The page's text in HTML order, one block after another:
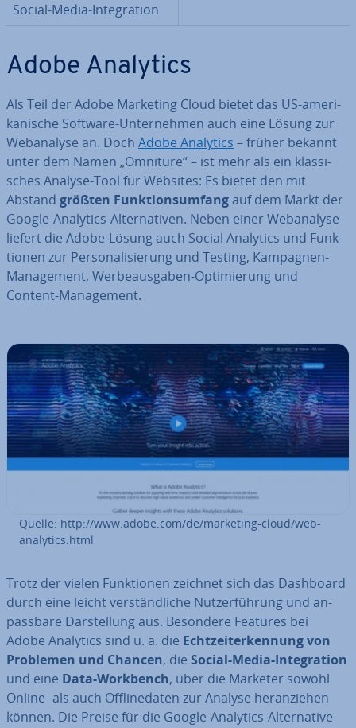
Social-Media-In­te­gra­ti­on
Adobe Analytics
Als Teil der Adobe Marketing Cloud bietet das US-ame­ri­
ka­ni­sche Software-Un­ter­neh­men auch eine Lösung zur
Web­ana­ly­se an. Doch Adobe Analytics – früher bekannt
unter dem Namen „Omniture“ – ist mehr als ein klas­si­
sches Analyse-Tool für Websites: Es bietet den mit
Abstand größten Funk­ti­ons­um­fangauf dem Markt der
Google-Analytics-Al­ter­na­ti­ven. Neben einer Web­ana­ly­se
liefert die Adobe-Lösung auch Social Analytics und Funk­
tio­nen zur Per­so­na­li­sie­rung und Testing, Kampagnen-
Ma­nage­ment, Wer­be­aus­ga­ben-Op­ti­mie­rung und
Content-Ma­nage­ment.
Quelle: http://www.adobe.com/de/marketing-cloud/web-
analytics.html
Trotz der vielen Funk­tio­nen zeichnet sich das Dashboard
durch eine leicht ver­ständ­li­che Nut­zer­füh­rung und an­
pass­ba­re Dar­stel­lung aus. Besondere Features bei
Adobe Analytics sind u. a. die Echt­zeit­er­ken­nung von
Problemen und Chancen, die Social-Media-In­te­gra­ti­on
und eine Data-Workbench, über die Marketer sowohl
Online- als auch Off­line­da­ten zur Analyse her­an­zie­hen
können. Die Preise für die Google-Analytics-Al­ter­na­ti­ve